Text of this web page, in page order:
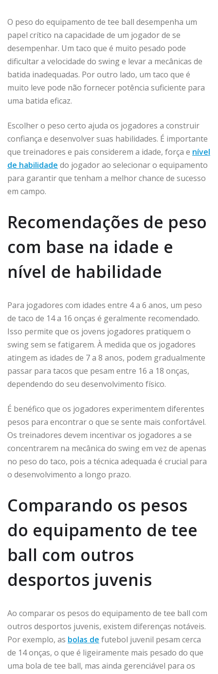
O peso do equipamento de tee ball desempenha um
papel crítico na capacidade de um jogador de se
desempenhar. Um taco que é muito pesado pode
dificultar a velocidade do swing e levar a mecânicas de
batida inadequadas. Por outro lado, um taco que é
muito leve pode não fornecer potência suficiente para
uma batida eficaz.
Escolher o peso certo ajuda os jogadores a construir
confiança e desenvolver suas habilidades. É importante
que treinadores e pais considerem a idade, força e nível
de habilidade do jogador ao selecionar o equipamento
para garantir que tenham a melhor chance de sucesso
em campo.
Recomendações de peso
com base na idade e
nível de habilidade
Para jogadores com idades entre 4 a 6 anos, um peso
de taco de 14 a 16 onças é geralmente recomendado.
Isso permite que os jovens jogadores pratiquem o
swing sem se fatigarem. À medida que os jogadores
atingem as idades de 7 a 8 anos, podem gradualmente
passar para tacos que pesam entre 16 a 18 onças,
dependendo do seu desenvolvimento físico.
É benéfico que os jogadores experimentem diferentes
pesos para encontrar o que se sente mais confortável.
Os treinadores devem incentivar os jogadores a se
concentrarem na mecânica do swing em vez de apenas
no peso do taco, pois a técnica adequada é crucial para
o desenvolvimento a longo prazo.
Comparando os pesos
do equipamento de tee
ball com outros
desportos juvenis
Ao comparar os pesos do equipamento de tee ball com
outros desportos juvenis, existem diferenças notáveis.
Por exemplo, as bolas de futebol juvenil pesam cerca
de 14 onças, o que é ligeiramente mais pesado do que
uma bola de tee ball, mas ainda gerenciável para os